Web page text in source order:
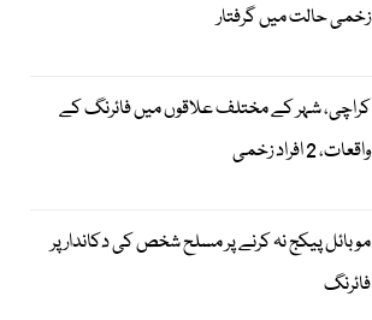
زخمی حالت میں گرفتار
کراچی، شہر کے مختلف علاقوں میں فائرنگ کے
واقعات، 2 افراد زخمی
موبائل پیکج نہ کرنے پر مسلح شخص کی دکاندار پر
فائرنگ